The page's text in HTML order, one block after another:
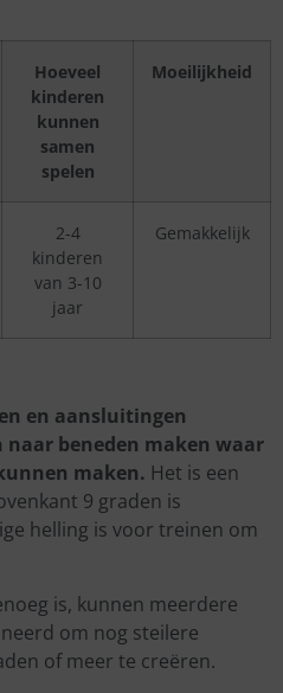
Hoeveel
kinderen
kunnen
samen
spelen
Moeilijkheid
2-4
kinderen
van 3-10
jaar
Gemakkelijk
en aansluitingen
beneden maken waar
maken. Het is een
9 graden is
helling is voor treinen om
is, kunnen meerdere
om nog steilere
of meer te creëren.